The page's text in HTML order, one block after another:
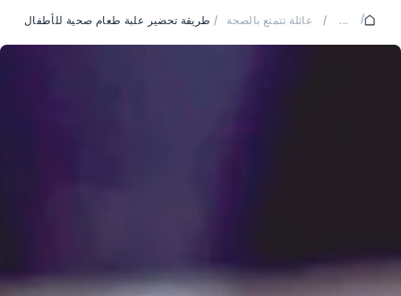
/
...
/ عائلة تتمتع بالصحة / طريقة تحضير علبة طعام صحية للأطفال